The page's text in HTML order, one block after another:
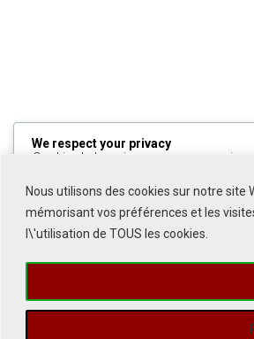
Nous utilisons des cookies sur notre
mémorisant vos préférences et les
l\'utilisation de TOUS les cookies.
We respect your privacy
Cookies help us improve your
Allto decline non-essential cookies.